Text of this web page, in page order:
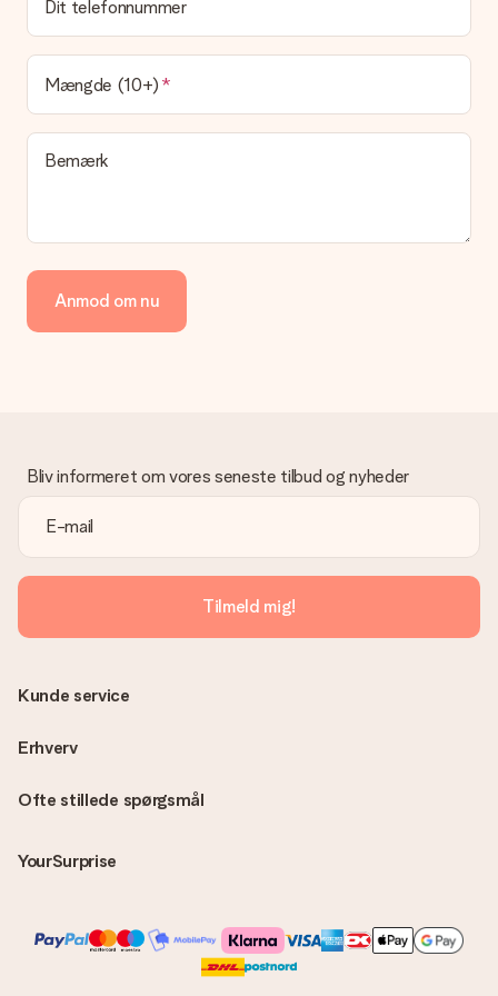
Leveringstiden findes på gavens produktside. Du kan stole på,
at vores postfirma leverer din gave på denne dag.
Hvilke leveringsmuligheder kan jeg vælge?
I øjeblikket er det ikke (endnu) muligt at vælge en
leveringsindstilling. Den gave, du vil bestille, sendes enten som
en pakke eller som postkasse levering. Vil du gerne vide
hvilken måde din ordre sendes på? Kontakt venligst vores
Vi tilbyder følgende betalingsmetoder: Dankort, Paypal,
kreditkort, faktura via Klarna eller bankoverførsel. I tilfælde af
manuel betaling overførsel, skal du tage højde for en ekstra 3
venligst vores kundeservice, de hjælper gerne med at finde en
passende løsning.
Er fakturaen sendt sammen med ordren?
Ingen faktura sendes med din ordre. Du modtager altid
fakturaen i bekræftelsesemailen, og du kan altid finde den i din
MySurprise-konto. Det betyder at du kan få gaven leveret
direkte til modtageren, hvilket gør det til en sand
overraskelse!
Dit telefonnummer
Mængde (10+)
Bemærk
Anmod om nu
Bliv informeret om vores seneste tilbud og nyheder
Tilmeld mig!
Ofte stillede spørgsmål
YourSurprise
Kunde service
Erhverv